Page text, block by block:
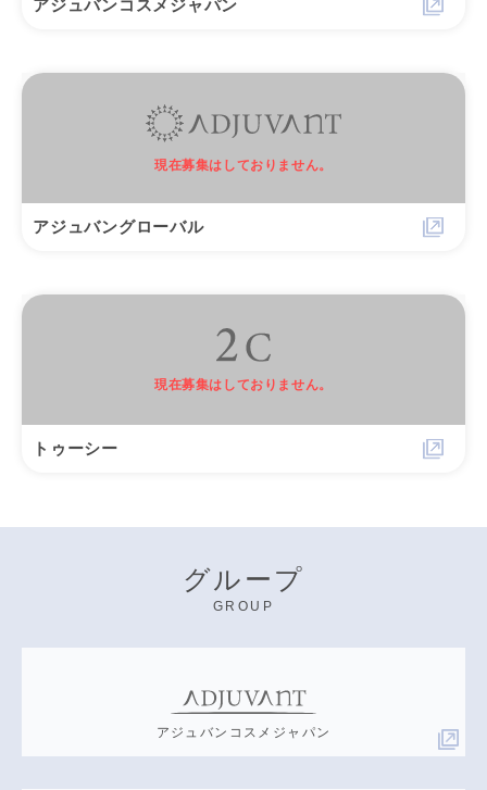
アジュバンコスメジャパン
現在募集はしておりません。
アジュバングローバル
現在募集はしておりません。
トゥーシー
グループ
GROUP
アジュバンコスメジャパン